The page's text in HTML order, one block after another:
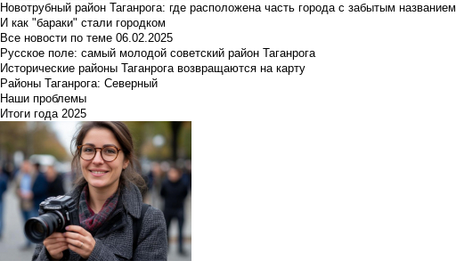
Новотрубный район Таганрога: где расположена часть города с забытым названием
И как "бараки" стали городком
Все новости по теме 06.02.2025
Русское поле: самый молодой советский район Таганрога
Исторические районы Таганрога возвращаются на карту
Районы Таганрога: Северный
Наши проблемы
Итоги года 2025